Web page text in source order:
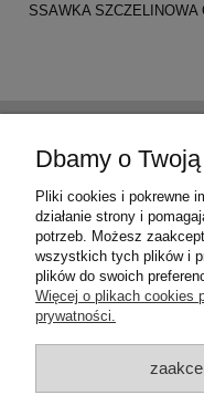
SSAWKA SZCZELINOWA
Dbamy o
Pliki cookies i pokrewne
działanie strony i
potrzeb. Możesz
wszystkich tych plików i
plików do swoich
Więcej o plikach cookies
prywatności.